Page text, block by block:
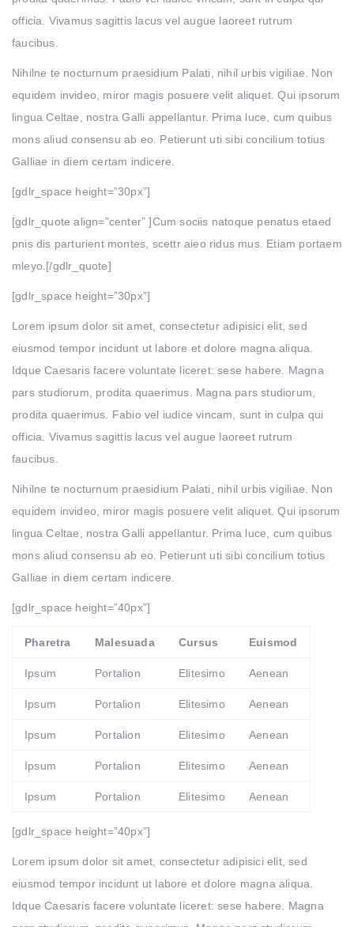
officia. Vivamus sagittis lacus vel augue laoreet rutrum
faucibus.
Nihilne te nocturnum praesidium Palati, nihil urbis vigiliae. Non
equidem invideo, miror magis posuere velit aliquet. Qui ipsorum
lingua Celtae, nostra Galli appellantur. Prima luce, cum quibus
mons aliud consensu ab eo. Petierunt uti sibi concilium totius
Galliae in diem certam indicere.
[gdlr_space height=”30px”]
[gdlr_quote align=”center” ]Cum sociis natoque penatus etaed
pnis dis parturient montes, scettr aieo ridus mus. Etiam portaem
mleyo.[/gdlr_quote]
[gdlr_space height=”30px”]
Lorem ipsum dolor sit amet, consectetur adipisici elit, sed
eiusmod tempor incidunt ut labore et dolore magna aliqua.
Idque Caesaris facere voluntate liceret: sese habere. Magna
pars studiorum, prodita quaerimus. Magna pars studiorum,
prodita quaerimus. Fabio vel iudice vincam, sunt in culpa qui
officia. Vivamus sagittis lacus vel augue laoreet rutrum
faucibus.
Nihilne te nocturnum praesidium Palati, nihil urbis vigiliae. Non
equidem invideo, miror magis posuere velit aliquet. Qui ipsorum
lingua Celtae, nostra Galli appellantur. Prima luce, cum quibus
mons aliud consensu ab eo. Petierunt uti sibi concilium totius
Galliae in diem certam indicere.
[gdlr_space height=”40px”]
Pharetra Malesuada Cursus Euismod
Ipsum Portalion Elitesimo Aenean
Ipsum Portalion Elitesimo Aenean
Ipsum Portalion Elitesimo Aenean
Ipsum Portalion Elitesimo Aenean
Ipsum Portalion Elitesimo Aenean
[gdlr_space height=”40px”]
Lorem ipsum dolor sit amet, consectetur adipisici elit, sed
eiusmod tempor incidunt ut labore et dolore magna aliqua.
Idque Caesaris facere voluntate liceret: sese habere. Magna